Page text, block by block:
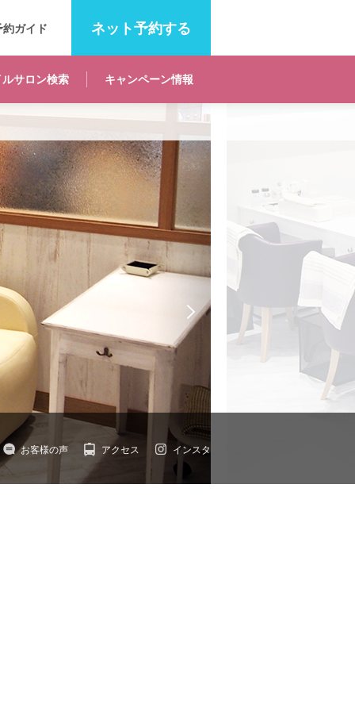
ネット予約する
サロン検索 キャンペーン情報
約ガイド
お客様の声 アクセス インスタ